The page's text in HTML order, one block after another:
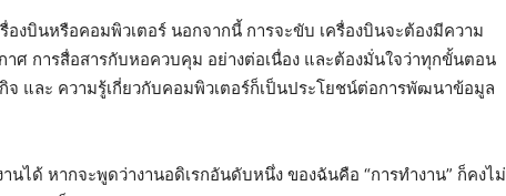
งบินหรือคอมพิวเตอร์ นอกจากนี้ การจะขับ เครื่องบินจะต้องมีความ
าศ การสื่อสารกับหอควบคุม อย่างต่อเนื่อง และต้องมั่นใจว่าทุกขั้นตอน
และ ความรู้เกี่ยวกับคอมพิวเตอร์ก็เป็นประโยชน์ต่อการพัฒนาข้อมูล
นได้ หากจะพูดว่างานอดิเรกอันดับหนึ่ง ของฉันคือ “การทำงาน” ก็คงไม่